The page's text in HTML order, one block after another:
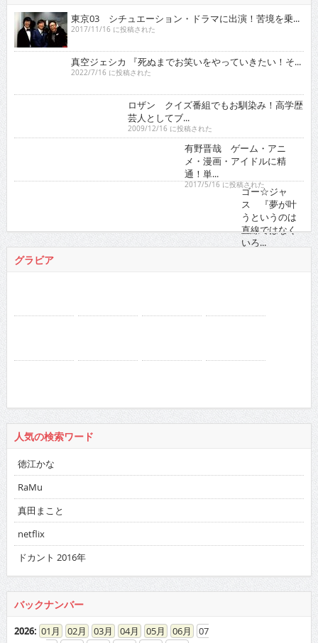
東京03 シチュエーション・ドラマに出演！苦境を乗...
2017/11/16 に投稿された
真空ジェシカ 『死ぬまでお笑いをやっていきたい！そ...
2022/7/16 に投稿された
ロザン クイズ番組でもお馴染み！高学歴芸人として
2009/12/16 に投稿された
有野晋哉 ゲーム・アニメ・漫画・アイドルに精通！
ゴー☆ジャス 『夢が叶うというのは直線
グラビア
人気の検索ワード
徳江かな
RaMu
真田まこと
netflix
ドカント 2016年
バックナンバー
2026: 01 02 03 04 05 06
07